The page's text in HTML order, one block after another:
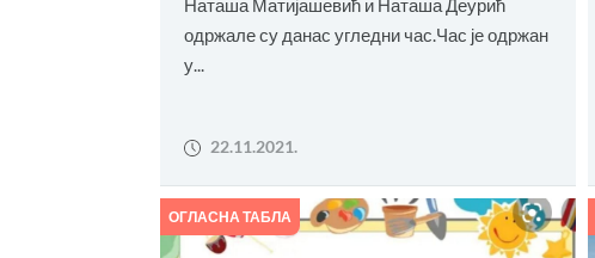
одржале су данас угледни час.Час је одржан
у...
22.11.2021.
ОГЛАСНА ТАБЛА